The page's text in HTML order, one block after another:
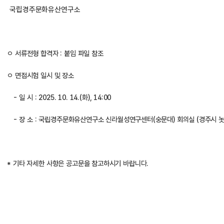
국립경주문화유산연구소
ㅇ 서류전형 합격자 : 붙임 파일 참조
ㅇ 면접시험 일시 및 장소
   - 일 시 : 2025. 10. 14.(화), 14:00
- 장 소 : 국립경주문화유산연구소 신라월성연구센터(숭문대) 회의실 (경주
* 기타 자세한 사항은 공고문을 참고하시기 바랍니다.